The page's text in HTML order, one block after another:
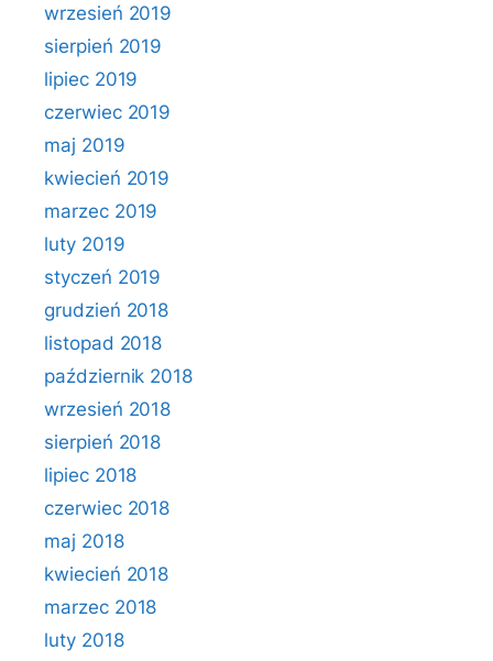
wrzesień 2019
sierpień 2019
lipiec 2019
czerwiec 2019
maj 2019
kwiecień 2019
marzec 2019
luty 2019
styczeń 2019
grudzień 2018
listopad 2018
październik 2018
wrzesień 2018
sierpień 2018
lipiec 2018
czerwiec 2018
maj 2018
kwiecień 2018
marzec 2018
luty 2018